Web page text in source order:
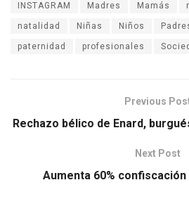
INSTAGRAM Madres Mamás
natalidad Niñas Niños
paternidad profesionales
Previous
Rechazo bélico de Enard,
Next Post
Aumenta 60%